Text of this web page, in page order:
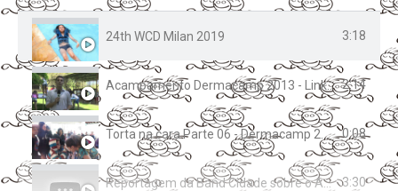
24th WCD Milan 2019 3:18
Acampamento Dermacamp 2013 - Link Vanguarda 2:14
Torta na cara Parte 06 - Dermacamp 2018 0:08
Reportagem da Band Cidade sobre o Acampamento Dermacamp 2015 3:30